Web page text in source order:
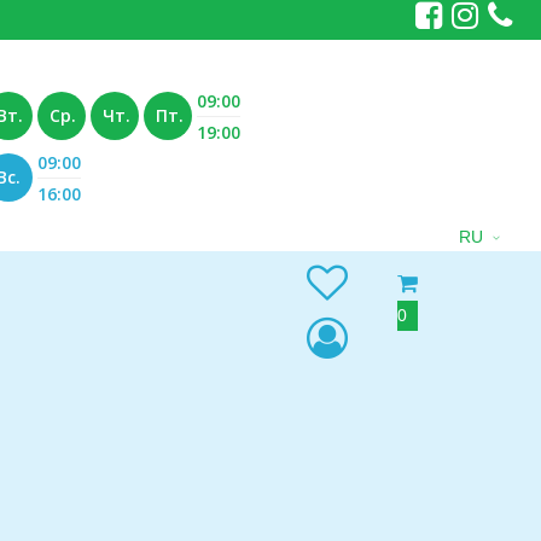
Ср. Чт. Пт.
09:00
19:00
09:00
16:00
RU
0